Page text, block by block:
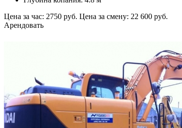
Цена за час: 2750 руб. Цена за смену: 22 600 руб.
Арендовать